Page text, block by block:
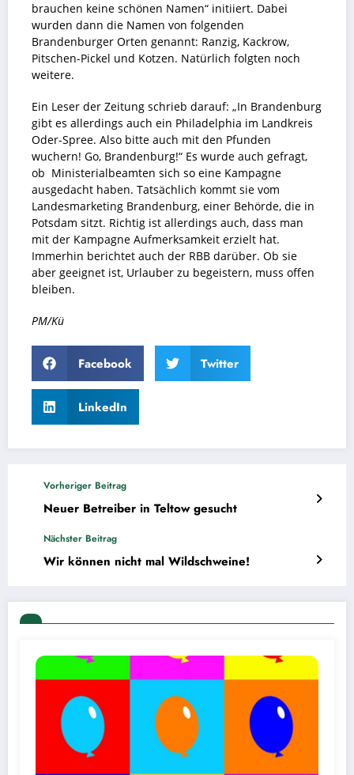
brauchen keine schönen Namen“ initiiert. Dabei
wurden dann die Namen von folgenden
Brandenburger Orten genannt: Ranzig, Kackrow,
Pitschen-Pickel und Kotzen. Natürlich folgten noch
weitere.
Ein Leser der Zeitung schrieb darauf: „In Brandenburg
gibt es allerdings auch ein Philadelphia im Landkreis
Oder-Spree. Also bitte auch mit den Pfunden
wuchern! Go, Brandenburg!“ Es wurde auch gefragt,
ob Ministerialbeamten sich so eine Kampagne
ausgedacht haben. Tatsächlich kommt sie vom
Landesmarketing Brandenburg, einer Behörde, die in
Potsdam sitzt. Richtig ist allerdings auch, dass man
mit der Kampagne Aufmerksamkeit erzielt hat.
Immerhin berichtet auch der RBB darüber. Ob sie
aber geeignet ist, Urlauber zu begeistern, muss offen
bleiben.
PM/Kü
Facebook Twitter
LinkedIn
Vorheriger Beitrag
Neuer Betreiber in Teltow gesucht
Nächster Beitrag
Wir können nicht mal Wildschweine!